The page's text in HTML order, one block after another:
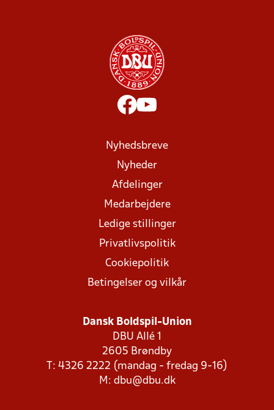
Nyhedsbreve
Nyheder
Afdelinger
Medarbejdere
Ledige stillinger
Privatlivspolitik
Cookiepolitik
Betingelser og vilkår
Dansk Boldspil-Union
DBU Allé 1
2605 Brøndby
T: 4326 2222 (mandag - fredag 9-16)
M: dbu@dbu.dk